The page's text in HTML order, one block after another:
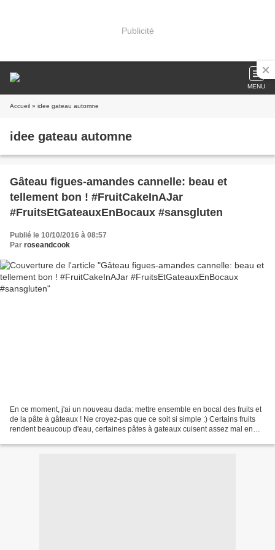
Publicité
MENU
Accueil » idee gateau automne
idee gateau automne
Gâteau figues-amandes cannelle: beau et
tellement bon ! #FruitCakeInAJar
#FruitsEtGateauxEnBocaux #sansgluten
Publié le 10/10/2016 à 08:57
Par roseandcook
En ce moment, j'ai un nouveau dada: mettre ensemble en bocal des fruits et
de la pâte à gâteaux ! Ne croyez-pas que ce soit si simple :) Certains fruits
rendent beaucoup d'eau, certaines pâtes à gateaux cuisent assez mal en